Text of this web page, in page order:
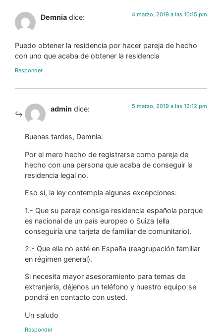
Demnia dice: 4 marzo, 2019 a las 10:15 pm
Puedo obtener la residencia por hacer pareja de hecho
con uno que acaba de obtener la residencia
Responder
admin dice: 5 marzo, 2019 a las 12:12 pm
Buenas tardes, Demnia:
Por el mero hecho de registrarse como pareja de
hecho con una persona que acaba de conseguir la
residencia legal no.
Eso sí, la ley contempla algunas excepciones:
1.- Que su pareja consiga residencia española porque
es nacional de un país europeo o Suiza (ella
conseguiría una tarjeta de familiar de comunitario).
2.- Que ella no esté en España (reagrupación familiar
en régimen general).
Si necesita mayor asesoramiento para temas de
extranjería, déjenos un teléfono y nuestro equipo se
pondrá en contacto con usted.
Un saludo
Responder